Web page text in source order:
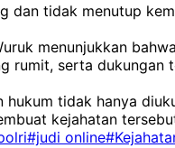
dan tidak menutup
menunjukkan
rumit, serta dukungan
hukum tidak hanya
kejahatan
#judi online